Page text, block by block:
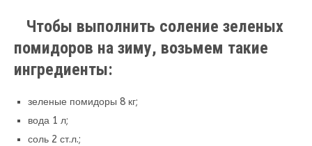
ki
ь
Чтобы выполнить соление зеленых
помидоров на зиму, возьмем такие
ингредиенты:
зеленые помидоры 8 кг;
вода 1 л;
соль 2 ст.л.;